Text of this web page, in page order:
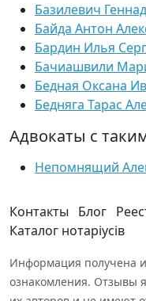
Базилевич
Байда Антон
Бардин Илья
Бачиашвили
Бедная Оксана
Бедняга Тарас
Адвокаты с
Непомнящий
Контакты Блог
Каталог нотаріусів
Информация получена
ознакомления. Отзывы